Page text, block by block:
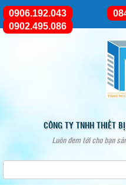
CÔNG TY TNHH THIẾT
Luôn đem tới cho bạn
0906.192.043
0902.495.086